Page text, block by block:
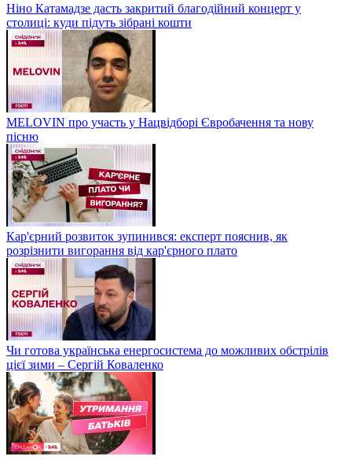
Ніно Катамадзе дасть закритий благодійний концерт у
столиці: куди підуть зібрані кошти
MELOVIN про участь у Нацвідборі Євробачення та нову
пісню
Кар'єрний розвиток зупинився: експерт пояснив, як
розрізнити вигорання від кар'єрного плато
Чи готова українська енергосистема до можливих обстрілів
цієї зими – Сергій Коваленко